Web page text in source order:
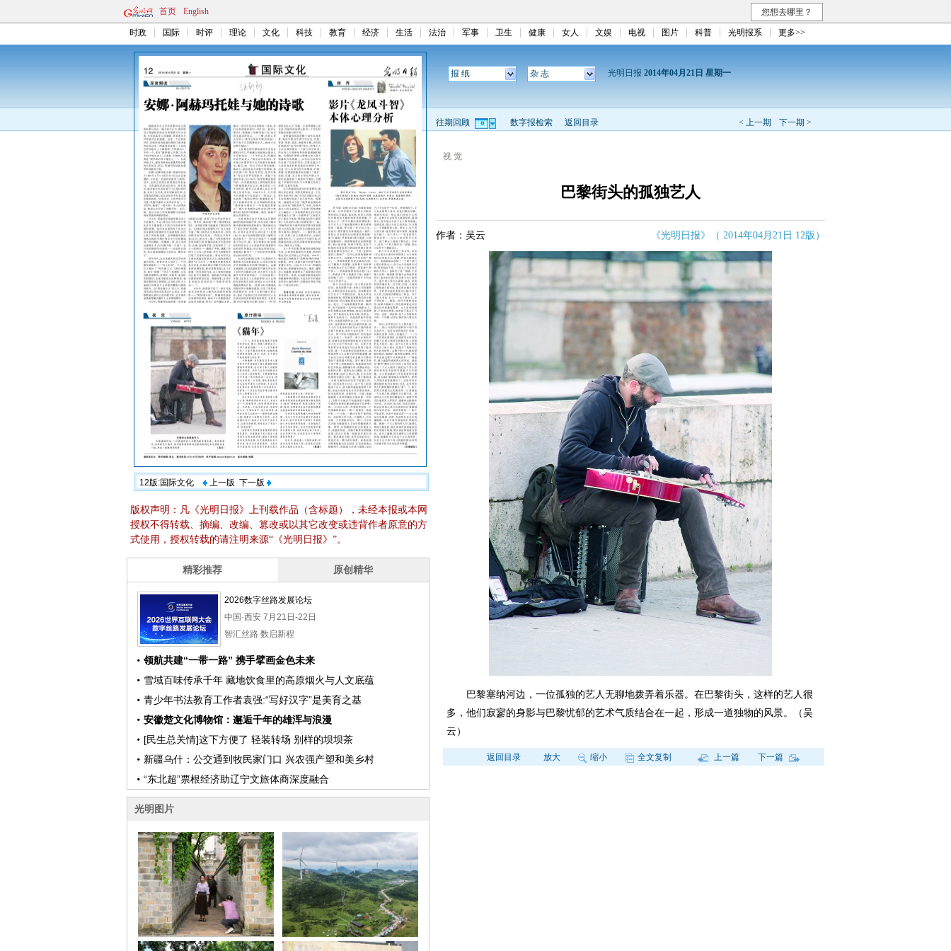
首页 English 您想去哪里？
时政 国际 时评 理论 文化 科技 教育 经济 生活 法治 军事 卫生 健康 女人 文娱 电视 图片 科普 光明报系 更多>>
12版:国际文化 上一版 下一版
版权声明：凡《光明日报》上刊载作品（含标题），未经本报或本网
授权不得转载、摘编、改编、篡改或以其它改变或违背作者原意的方
式使用，授权转载的请注明来源“《光明日报》”。
报 纸 杂 志 光明日报 2014年04月21日 星期一
< 上一期 下一期 >
往期回顾 数字报检索 返回目录
视 觉
巴黎街头的孤独艺人
作者：吴云 《光明日报》（ 2014年04月21日 12版）
巴黎塞纳河边，一位孤独的艺人无聊地拨弄着乐器。在巴黎街头，这样的艺人很
多，他们寂寥的身影与巴黎忧郁的艺术气质结合在一起，形成一道独物的风景。（吴
云）
返回目录 放大 缩小 全文复制 上一篇 下一篇